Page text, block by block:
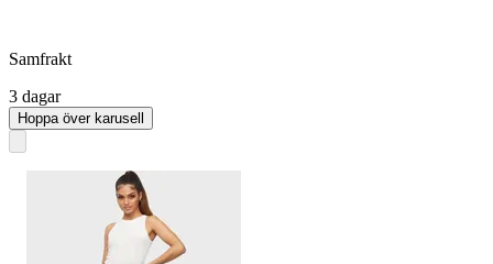
Samfrakt
3 dagar
Hoppa över karusell